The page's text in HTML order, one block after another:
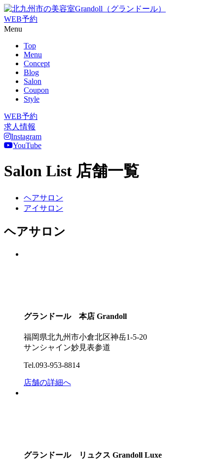
WEB予約
Menu
Top
Menu
Concept
Blog
Salon
Coupon
Style
WEB予約
求人情報
Instagram
YouTube
Salon List 店舗一覧
ヘアサロン
アイサロン
ヘアサロン
グランドール 本店 Grandoll
福岡県北九州市小倉北区神岳1-5-20
サンシャイン妙見表参道
Tel.093-953-8814
店舗の詳細へ
グランドール リュクス Grandoll Luxe